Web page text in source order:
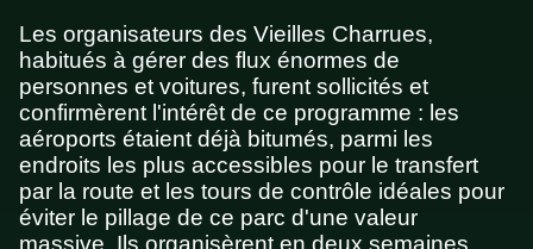
Les organisateurs des Vieilles Charrues,
habitués à gérer des flux énormes de
personnes et voitures, furent sollicités et
confirmèrent l'intérêt de ce programme : les
aéroports étaient déjà bitumés, parmi les
endroits les plus accessibles pour le transfert
par la route et les tours de contrôle idéales pour
éviter le pillage de ce parc d'une valeur